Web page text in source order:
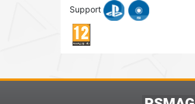
Support